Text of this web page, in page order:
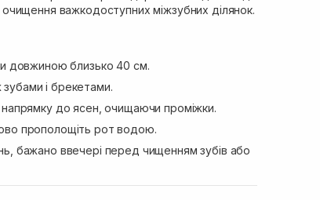
важкодоступних міжзубних ділянок.
довжиною близько 40 см.
і брекетами.
напрямку до ясен, очищаючи проміжки.
прополощіть рот водою.
бажано ввечері перед чищенням зубів або